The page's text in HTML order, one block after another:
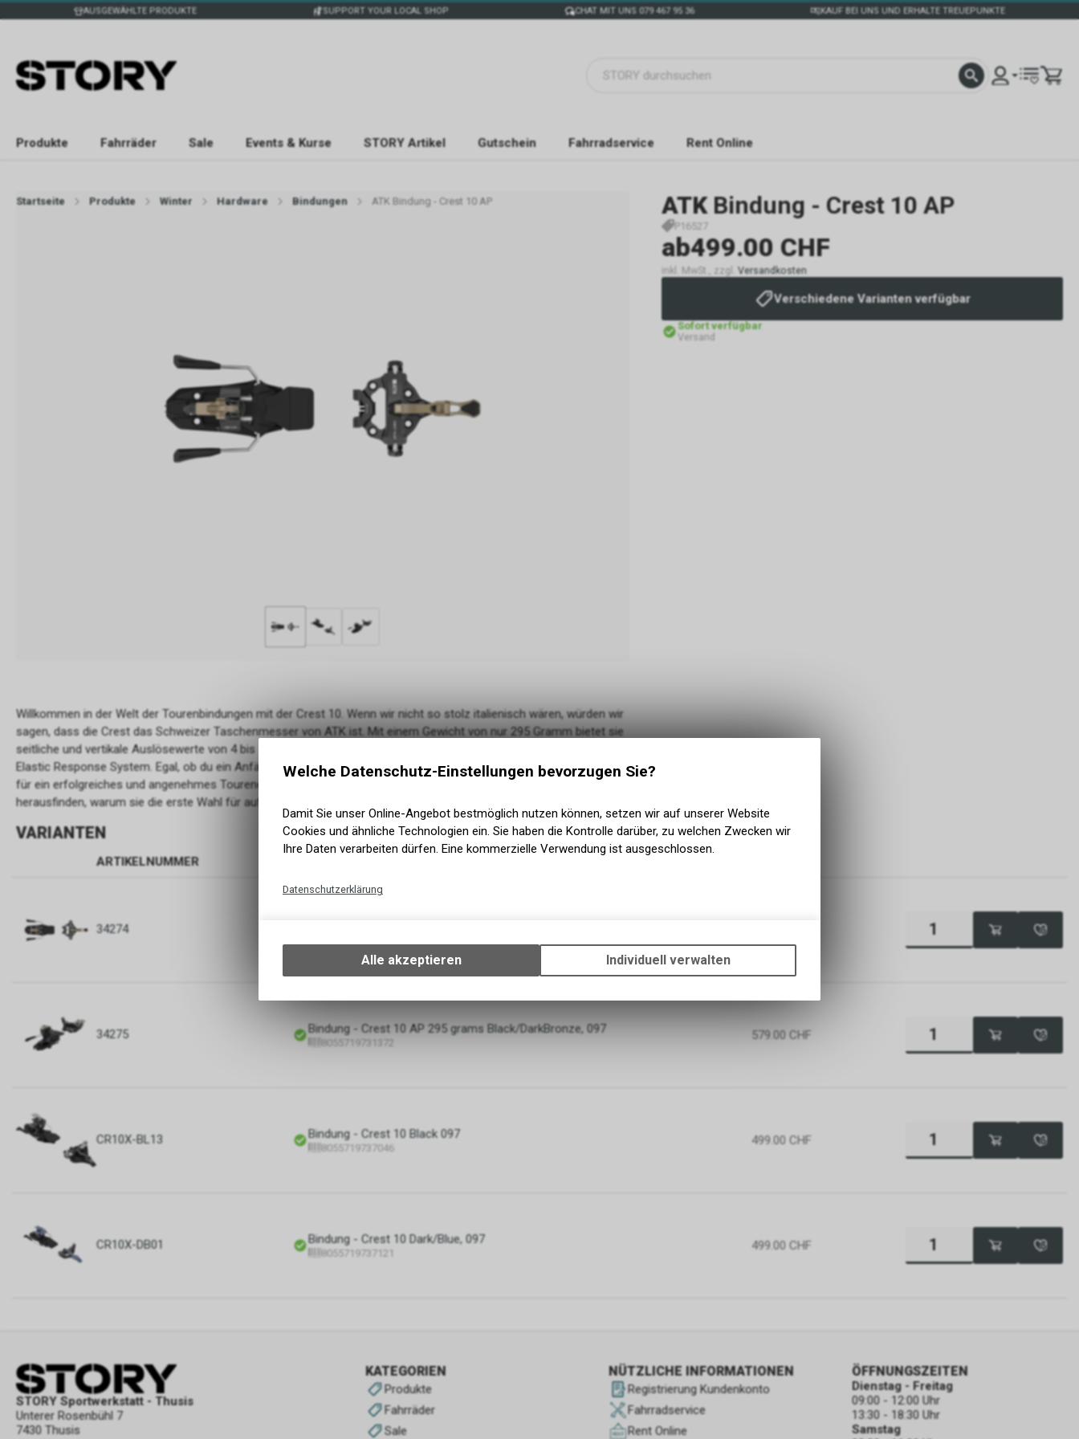
AUSGEWÄHLTE PRODUKTE SUPPORT YOUR LOCAL SHOP CHAT MIT UNS 079 467 95 36 KAUF BEI UNS UND ERHALTE TREUEPUNKTE
Produkte Fahrräder Sale Events & Kurse STORY Artikel Gutschein Fahrradservice Rent Online
Startseite Produkte Winter Hardware Bindungen ATK Bindung - Crest 10 AP ATK Bindung - Crest 10 AP
P16527
ab499.00 CHF
inkl. MwSt., zzgl. Versandkosten
Verschiedene Varianten verfügbar
Sofort verfügbar
Versand
Willkommen in der Welt der Tourenbindungen mit der Crest 10. Wenn wir nicht so stolz italienisch wären, würden wir
sagen, dass die Crest das Schweizer Taschenmesser von ATK ist. Mit einem Gewicht von nur 295 Gramm bietet sie
seitliche und vertikale Auslösewerte von 4 bis 10, bis zu 20 Millimeter Längenverstellung und unser patentiertes
Elastic Response System. Egal, ob du ein Anfänger oder ein erfahrener Skifahrer bist, die Crest bietet alles, was du
für ein erfolgreiches und angenehmes Tourenerlebnis brauchst. Lass uns ihre wichtigsten Merkmale erkunden und
herausfinden, warum sie die erste Wahl für aufmerksame Abenteurer ist.
VARIANTEN
ARTIKELNUMMER
34274
34275 Bindung - Crest 10 AP 295 grams Black/DarkBronze, 097
8055719731372 579.00 CHF
CR10X-BL13 Bindung - Crest 10 Black 097
8055719737046 499.00 CHF
CR10X-DB01 Bindung - Crest 10 Dark/Blue, 097
8055719737121 499.00 CHF
STORY Sportwerkstatt - Thusis
Unterer Rosenbühl 7
7430 Thusis
KATEGORIEN
Produkte
Fahrräder
Sale
NÜTZLICHE INFORMATIONEN
Registrierung Kundenkonto
Fahrradservice
Rent Online
ÖFFNUNGSZEITEN
Dienstag - Freitag
09:00 - 12:00 Uhr
13:30 - 18:30 Uhr
Samstag
Welche Datenschutz-Einstellungen bevorzugen Sie?
Damit Sie unser Online-Angebot bestmöglich nutzen können, setzen wir auf unserer Website
Cookies und ähnliche Technologien ein. Sie haben die Kontrolle darüber, zu welchen Zwecken wir
Ihre Daten verarbeiten dürfen. Eine kommerzielle Verwendung ist ausgeschlossen.
Datenschutzerklärung
Ihrem Gerät, um die grundlegenden Funktionen unseres Online-Angebots, wie die
Verwendung des Warenkorbs, zu ermöglichen. Bitte beachten Sie, dass die
zulassen.
Alle akzeptieren Individuell verwalten